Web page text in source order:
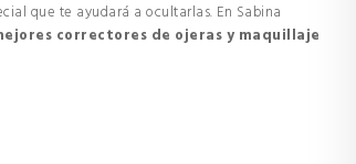
que te ayudará a ocultarlas. En Sabina
correctores de ojeras y maquillaje